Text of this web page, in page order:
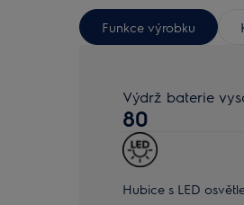
Funkce výrobku
Výdrž baterie
80
Hubice s LED